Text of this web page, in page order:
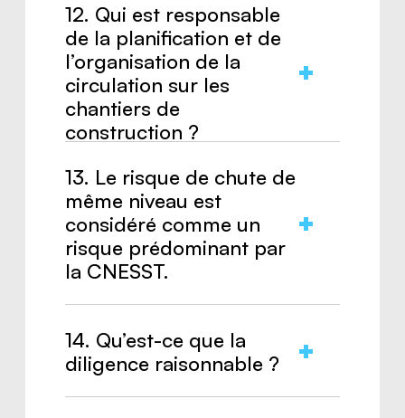
Réponse :Faux.
12. Qui est responsable
de la planification et de
l’organisation de la
circulation sur les
chantiers de
construction ?
Réponse :Le maître d’œuvre du
chantier.
13. Le risque de chute de
même niveau est
considéré comme un
risque prédominant par
la CNESST.
14. Qu’est-ce que la
diligence raisonnable ?